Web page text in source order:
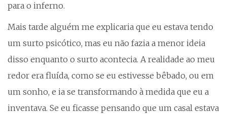
para o inferno.
Mais tarde alguém me explicaria que eu estava tendo
um surto psicótico, mas eu não fazia a menor ideia
disso enquanto o surto acontecia. A realidade ao meu
redor era fluída, como se eu estivesse bêbado, ou em
um sonho, e ia se transformando à medida que eu a
inventava. Se eu ficasse pensando que um casal estava